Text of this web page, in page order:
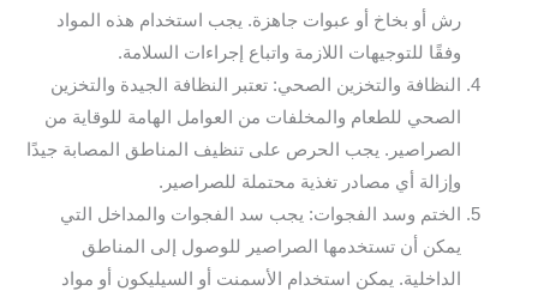
رش أو بخاخ أو عبوات جاهزة. يجب استخدام هذه المواد
وفقًا للتوجيهات اللازمة واتباع إجراءات السلامة.
النظافة والتخزين الصحي: تعتبر النظافة الجيدة والتخزين
الصحي للطعام والمخلفات من العوامل الهامة للوقاية من
الصراصير. يجب الحرص على تنظيف المناطق المصابة جيدًا
وإزالة أي مصادر تغذية محتملة للصراصير.
الختم وسد الفجوات: يجب سد الفجوات والمداخل التي
يمكن أن تستخدمها الصراصير للوصول إلى المناطق
الداخلية. يمكن استخدام الأسمنت أو السيليكون أو مواد